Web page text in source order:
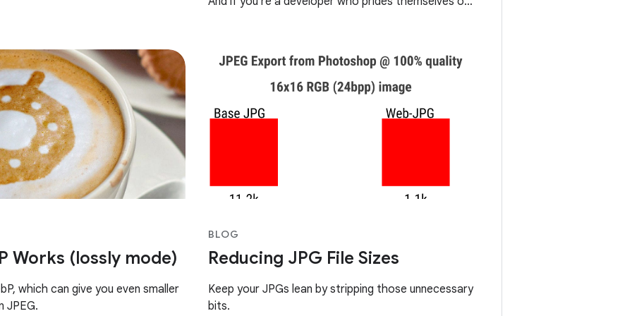
Works (lossly mode)
which can give you even smaller
JPEG.
BLOG
Reducing JPG File Sizes
Keep your JPGs lean by stripping those unnecessary
bits.